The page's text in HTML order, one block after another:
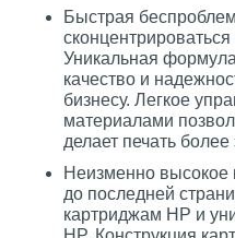
Быстрая
Уникальная
качество и
бизнесу. Легкое
материалами
делает печать
Неизменно высокое
до последней
картриджам HP и